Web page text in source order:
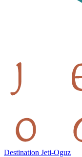
Destination Jeti-Oguz